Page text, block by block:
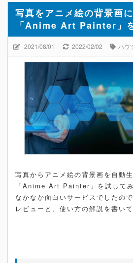
写真をアニメ絵の背景画
「Anime Art Painter」を
2021/08/01 2022/02/02 ハウ
写真からアニメ絵の背景画を自動
「Anime Art Painter」を試してみ
なかなか面白いサービスでしたの
レビューと、使い方の解説を書いて